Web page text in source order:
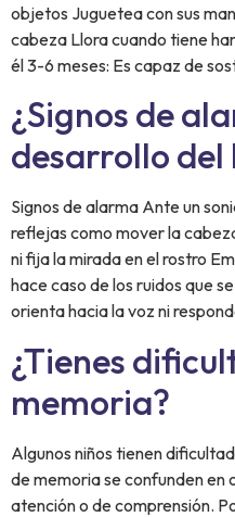
objetos Juguetea con sus
cabeza Llora cuando tiene
él 3-6 meses: Es capaz de
¿Signos de
desarrollo del
Signos de alarma Ante un
reflejas como mover la
ni fija la mirada en el rostro
hace caso de los ruidos que
orienta hacia la voz ni
¿Tienes
memoria?
Algunos niños tienen
de memoria se confunden en
atención o de comprensión.